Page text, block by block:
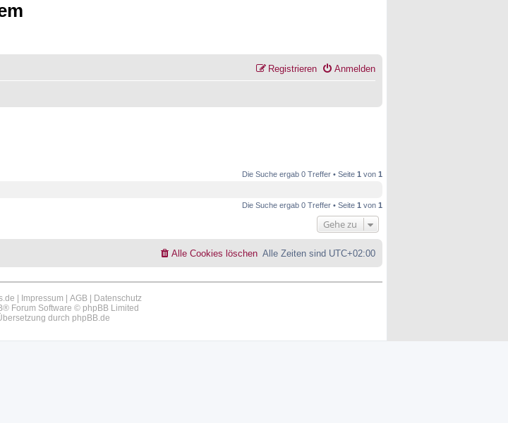
Anmelden
Registrieren
Die Suche ergab 0 Treffer • Seite 1 von 1
Die Suche ergab 0 Treffer • Seite 1 von 1
Gehe zu
Alle Zeiten sind UTC+02:00
Alle Cookies löschen
| Impressum | AGB| Datenschutz
® Forum Software © phpBB Limited
durch phpBB.de